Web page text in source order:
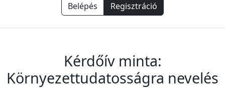
Belépés Regisztráció
Kérdőív minta:
Környezettudatosságra nevelés